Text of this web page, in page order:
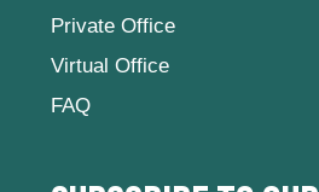
Private Office
Virtual Office
FAQ